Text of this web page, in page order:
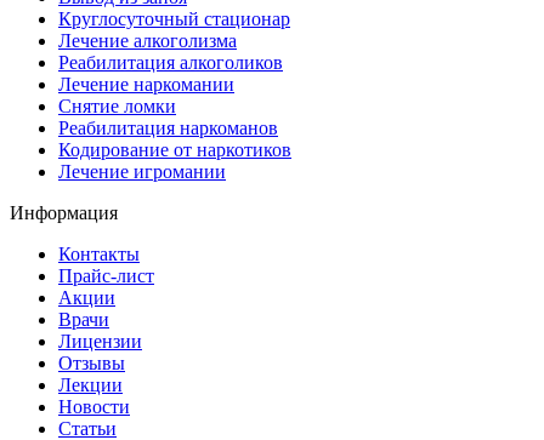
Круглосуточный стационар
Лечение алкоголизма
Реабилитация алкоголиков
Лечение наркомании
Снятие ломки
Реабилитация наркоманов
Кодирование от наркотиков
Лечение игромании
Информация
Контакты
Прайс-лист
Акции
Врачи
Лицензии
Отзывы
Лекции
Новости
Статьи